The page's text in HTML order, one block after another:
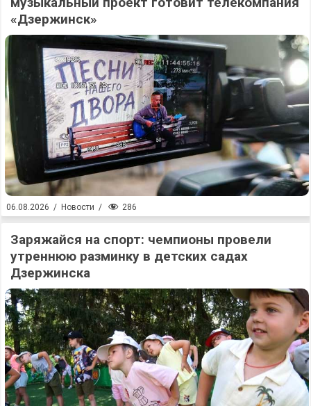
«Дзержинск»
06.08.2026 / Новости / 286
Заряжайся на спорт: чемпионы провели
утреннюю разминку в детских садах
Дзержинска